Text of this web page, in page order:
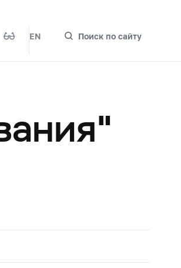
EN Поиск по сайту